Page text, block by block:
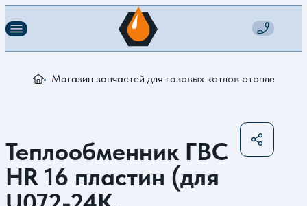
Магазин запчастей для газовых котлов отопления
Теплообменник ГВС
HR 16 пластин (для